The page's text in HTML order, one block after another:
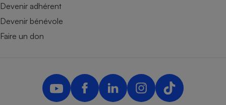
Devenir adhérent
Devenir bénévole
Faire un don